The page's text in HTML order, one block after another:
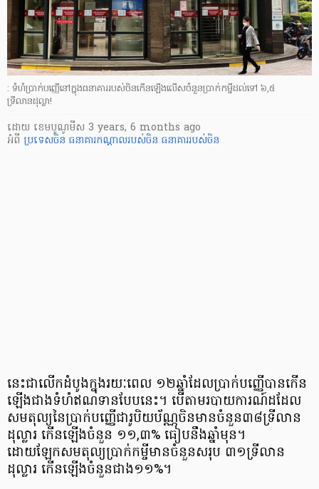
: ទំហំប្រាក់បញ្ញើនៅក្នុងធនាគាររបស់ចិនកើនឡើងលើសចំនួនប្រាក់កម្ចីដល់ទៅ ៦,៥
ទ្រីលានដុល្លា!
ដោយ ​ ខេមបូណូមីស 3 years, 6 months ago
អំពី ប្រទេសចិន ធនាគារកណ្ដាលរបស់ចិន ធនាគាររបស់ចិន
នេះជាលើកដំបូងក្នុងរយៈពេល ១២ឆ្នាំដែលប្រាក់បញ្ញើបានកើន
ឡើងជាងទំហំឥណទានបែបនេះ។ បើតាម​របាយការណ៍ដដែល
សមតុល្យនៃប្រាក់បញ្ញើជារូបិយប័ណ្ណចិនមានចំនួន៣៨ទ្រីលាន
ដុល្លារ កើនឡើងចំនួន ១១,៣% ធៀបនឹងឆ្នាំមុន។
ដោយឡែកសមតុល្យប្រាក់កម្ចីមានចំនួនសរុប ៣១ទ្រីលាន
ដុល្លារ កើនឡើងចំនួនជាង១១%។